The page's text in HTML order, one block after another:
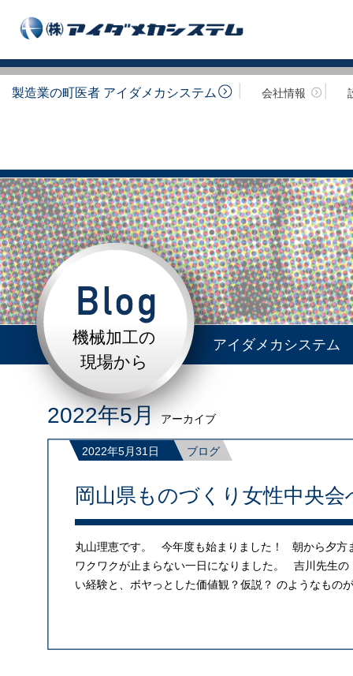
製造業の町医者 アイダメカシステム 会社情報
機械加工の
現場から
アイダメカシステム
2022年5月アーカイブ
2022年5月31日 ブログ
岡山県ものづくり女性中央会
丸山理恵です。 今年度も始まりました！ 朝から夕方
ワクワクが止まらない一日になりました。 吉川先生
い経験と、ボヤっとした価値観？仮説？ のようなもの